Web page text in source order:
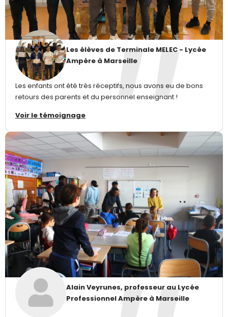
Les élèves de Terminale MELEC - Lycée
Ampère à Marseille
Les enfants ont été très réceptifs, nous avons eu de bons
retours des parents et du personnel enseignant !
Voir le témoignage
Alain Veyrunes, professeur au Lycée
Professionnel Ampère à Marseille